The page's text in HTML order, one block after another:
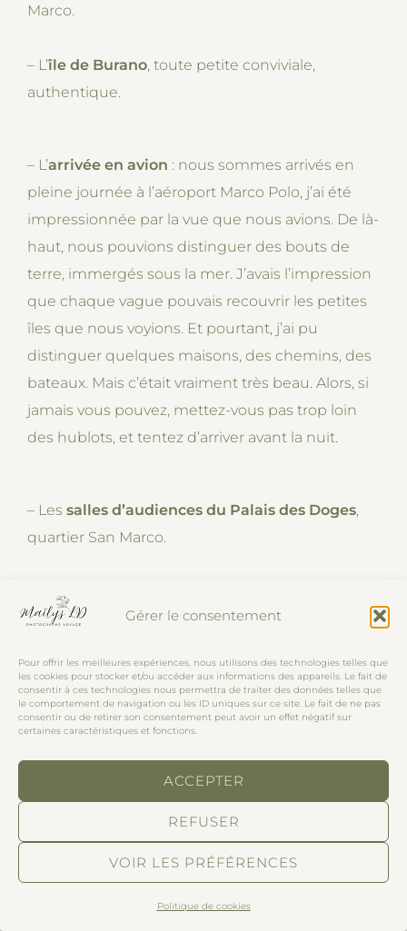
Gérer le consentement
Pour offrir les meilleures expériences, nous utilisons des technologies telles que
les cookies pour stocker et/ou accéder aux informations des appareils. Le fait de
consentir à ces technologies nous permettra de traiter des données telles que
le comportement de navigation ou les ID uniques sur ce site. Le fait de ne pas
consentir ou de retirer son consentement peut avoir un effet négatif sur
certaines caractéristiques et fonctions.
ACCEPTER
REFUSER
VOIR LES PRÉFÉRENCES
Politique de cookies
Marco.
– L’île de Burano, toute petite conviviale,
authentique.
– L’arrivée en avion : nous sommes arrivés en
pleine journée à l’aéroport Marco Polo, j’ai été
impressionnée par la vue que nous avions. De là-
haut, nous pouvions distinguer des bouts de
terre, immergés sous la mer. J’avais l’impression
que chaque vague pouvais recouvrir les petites
îles que nous voyions. Et pourtant, j’ai pu
distinguer quelques maisons, des chemins, des
bateaux. Mais c’était vraiment très beau. Alors, si
jamais vous pouvez, mettez-vous pas trop loin
des hublots, et tentez d’arriver avant la nuit.
– Les salles d’audiences du Palais des Doges,
quartier San Marco.
– La vue depuis le Campanile de San Giorgio
turquoise de la mer, comme si de ce côté-là, tout
était plus pur.
– LeTeatro de la Fenice, quartier San Marco.
– Lecouché de soleil au bord du Grand Canal
(quartier Castello, après la foule) ou celui du